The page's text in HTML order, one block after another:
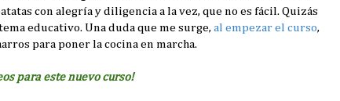
con alegría y diligencia a la vez, que no es fácil. Quizás
educativo. Una duda que me surge, al empezar el curso,
para poner la cocina en marcha.
para este nuevo curso!